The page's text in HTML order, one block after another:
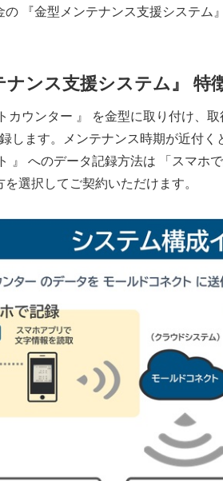
『金型メンテナンス支援システム
ナンス支援システム』 特
ウンター 』 を金型に取り付け、
します。メンテナンス時期が近付く
』 へのデータ記録方法は 「スマホ
選択してご契約いただけます。